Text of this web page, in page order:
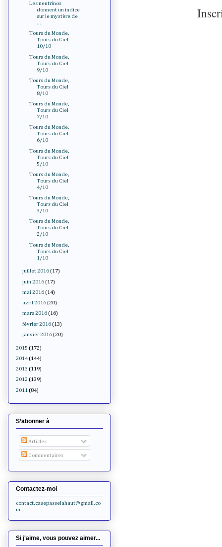
Les neutrinos
donnent un indice
sur le mystère de
...
Tours du Monde,
Tours du Ciel
10/10
Tours du Monde,
Tours du Ciel
9/10
Tours du Monde,
Tours du Ciel
8/10
Tours du Monde,
Tours du Ciel
7/10
Tours du Monde,
Tours du Ciel
6/10
Tours du Monde,
Tours du Ciel
5/10
Tours du Monde,
Tours du Ciel
4/10
Tours du Monde,
Tours du Ciel
3/10
Tours du Monde,
Tours du Ciel
2/10
Tours du Monde,
Tours du Ciel
1/10
juillet 2016 (17)
juin 2016 (17)
mai 2016 (14)
avril 2016 (20)
mars 2016 (16)
février 2016 (13)
janvier 2016 (20)
2015 (172)
2014 (144)
2013 (119)
2012 (139)
2011 (84)
S’abonner à
Articles
Commentaires
Contactez-moi
contact.casepasselahaut@gmail.co
m
Si j'aime, vous pouvez aimer...